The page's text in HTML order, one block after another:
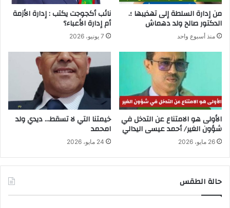
من إدارة السلطة إلى تهذيبها ؛.
الدكتور صالح ولد دهماش
منذ أسبوع واحد
نائب أكجوجت يكتب : إدارة الأزمة
أم إدارة الأعباء؟
7 يونيو، 2026
الأولى هو الامتناع عن التدخل في
شؤون الغير/ أحمد عيسى اليدالي
26 مايو، 2026
خيمتنا التي لا تسقط… ديدي ولد
امحمد
24 مايو، 2026
حالة الطقس